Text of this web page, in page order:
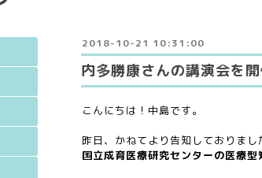
2018-10-21 10:31:00
内多勝康さんの講演会を開
こんにちは！中島です。
昨日、かねてより告知しておりまし
国立成育医療研究センターの医療型